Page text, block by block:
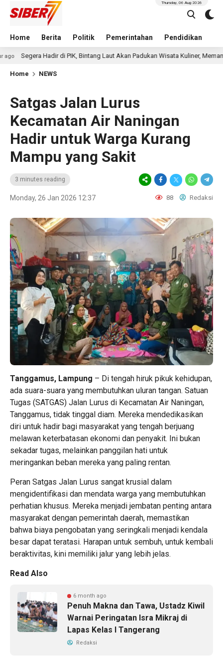
Home Berita Politik Pemerintahan Pendidikan
Thursday, 06 Aug 2026
Hadir di PIK, Bintang Laut Akan Padukan Wisata Kuliner, Memancing, dan
Home NEWS
Satgas Jalan Lurus
Kecamatan Air Naningan
Hadir untuk Warga Kurang
Mampu yang Sakit
3 minutes reading
Monday, 26 Jan 2026 12:37 88 Redaksi
Tanggamus, Lampung – Di tengah hiruk pikuk kehidupan,
ada suara-suara yang membutuhkan uluran tangan. Satuan
Tugas (SATGAS) Jalan Lurus di Kecamatan Air Naningan,
Tanggamus, tidak tinggal diam. Mereka mendedikasikan
diri untuk hadir bagi masyarakat yang tengah berjuang
melawan keterbatasan ekonomi dan penyakit. Ini bukan
sekadar tugas, melainkan panggilan hati untuk
meringankan beban mereka yang paling rentan.
Peran Satgas Jalan Lurus sangat krusial dalam
mengidentifikasi dan mendata warga yang membutuhkan
perhatian khusus. Mereka menjadi jembatan penting antara
masyarakat dengan pemerintah daerah, memastikan
bahwa biaya pengobatan yang seringkali menjadi kendala
besar dapat teratasi. Harapan untuk sembuh, untuk kembali
beraktivitas, kini memiliki jalur yang lebih jelas.
Read Also
6 month ago
Penuh Makna dan Tawa, Ustadz Kiwil
Warnai Peringatan Isra Mikraj di
Lapas Kelas I Tangerang
Redaksi